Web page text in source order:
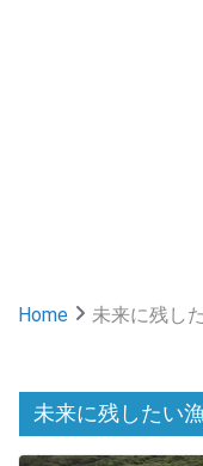
Home 未来に残し
未来に残したい